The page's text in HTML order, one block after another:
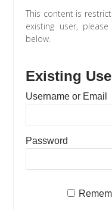
This content is
existing user,
below.
Existing
Username or Email
Password